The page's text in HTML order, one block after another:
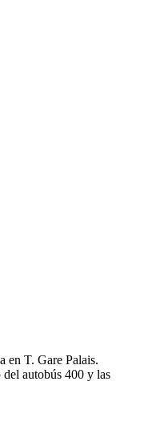
en T. Gare Palais.
del autobús 400 y las